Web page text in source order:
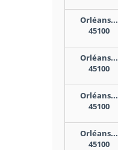
Orléans...
45100
Orléans...
45100
Orléans...
45100
Orléans...
45100